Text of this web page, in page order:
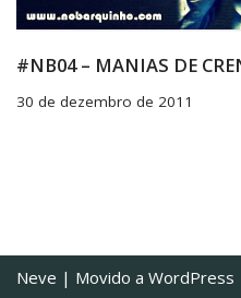
#NB04 – MANIAS DE
30 de dezembro de 2011
Neve | Movido a WordPress